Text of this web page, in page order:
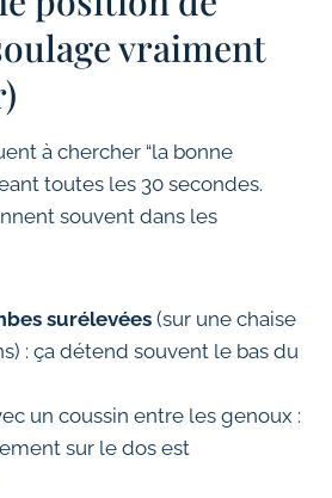
vraiment
à chercher “la bonne
toutes les 30 secondes.
souvent dans les
surélevées (sur une chaise
: ça détend souvent le bas du
un coussin entre les genoux :
sur le dos est